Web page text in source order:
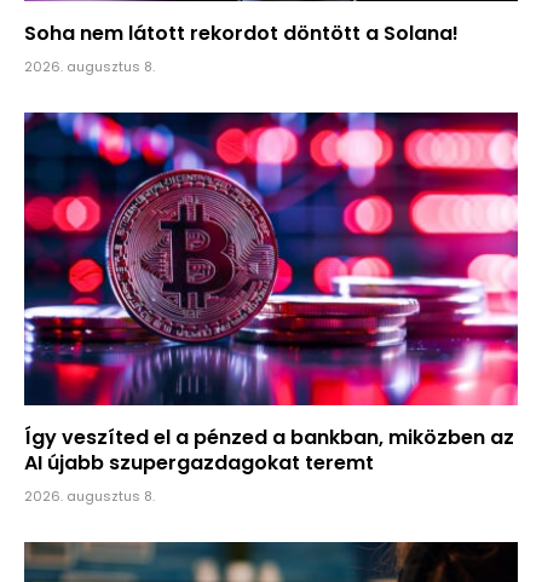
Soha nem látott rekordot döntött a Solana!
2026. augusztus 8.
Így veszíted el a pénzed a bankban, miközben az
AI újabb szupergazdagokat teremt
2026. augusztus 8.